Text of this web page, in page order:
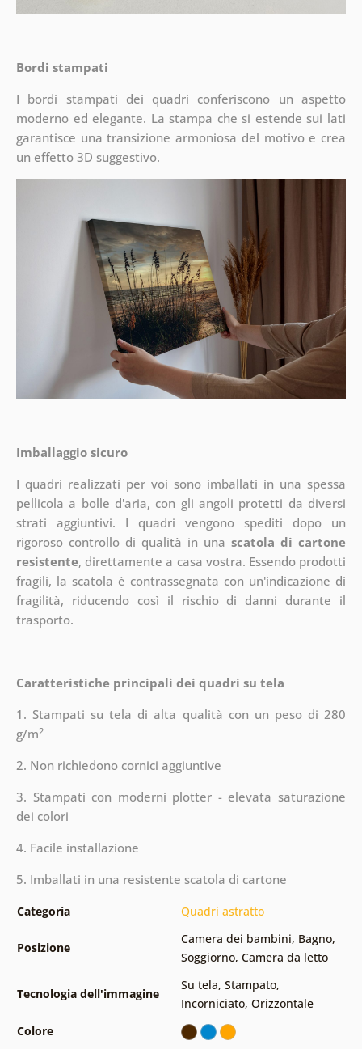
Bordi stampati
I bordi stampati dei quadri conferiscono un aspetto
moderno ed elegante. La stampa che si estende sui lati
garantisce una transizione armoniosa del motivo e crea
un effetto 3D suggestivo.
Imballaggio sicuro
I quadri realizzati per voi sono imballati in una spessa
pellicola a bolle d'aria, con gli angoli protetti da diversi
strati aggiuntivi. I quadri vengono spediti dopo un
rigoroso controllo di qualità in unascatola di cartone
resistente, direttamente a casa vostra. Essendo prodotti
fragili, la scatola è contrassegnata con un'indicazione di
fragilità, riducendo così il rischio di danni durante il
trasporto.
Caratteristiche principali dei quadri su tela
1. Stampati su tela di alta qualità con un peso di 280
g/m2
2. Non richiedono cornici aggiuntive
3. Stampati con moderni plotter - elevata saturazione
dei colori
4. Facile installazione
5. Imballati in una resistente scatola di cartone
Categoria Quadri astratto
Posizione
Camera dei bambini, Bagno,
Soggiorno, Camera da letto
Tecnologia dell'immagine
Su tela, Stampato,
Incorniciato, Orizzontale
Colore